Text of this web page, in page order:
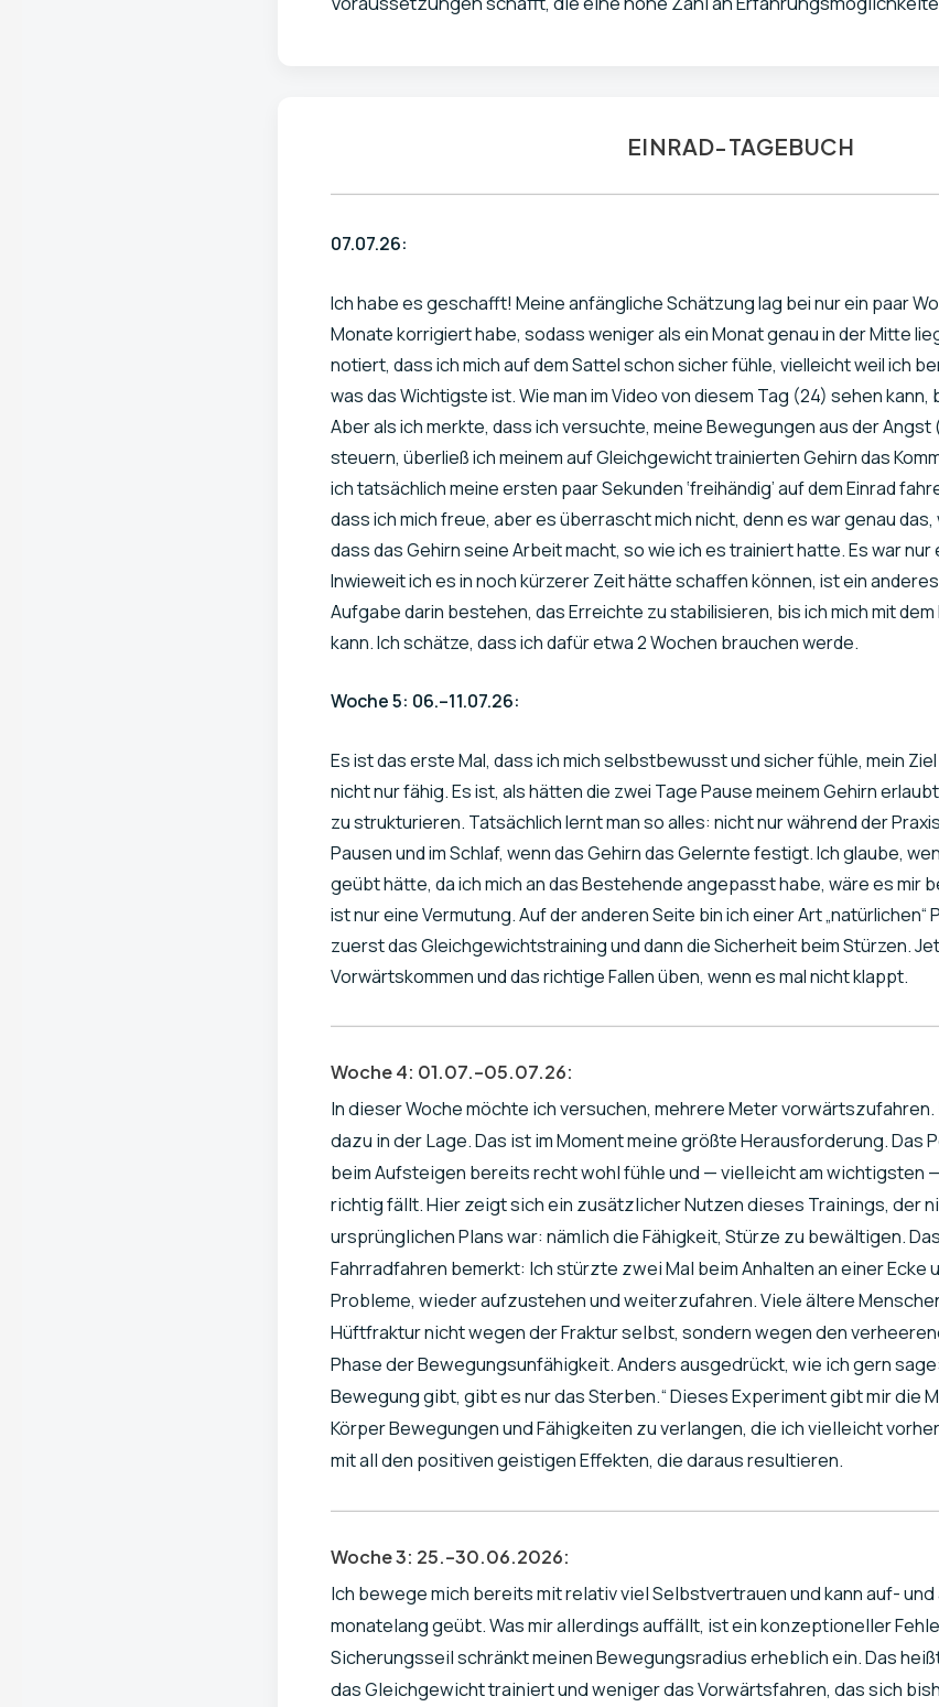
EINRAD-TAGEBUCH
07.07.26:
Ich habe es geschafft! Meine anfängliche Schätzung lag bei nur ein paar
Monate korrigiert habe, sodass weniger als ein Monat genau in der Mitte
notiert, dass ich mich auf dem Sattel schon sicher fühle, vielleicht weil ich
was das Wichtigste ist. Wie man im Video von diesem Tag (24) sehen
Aber als ich merkte, dass ich versuchte, meine Bewegungen aus der Angst
steuern, überließ ich meinem auf Gleichgewicht trainierten Gehirn das
ich tatsächlich meine ersten paar Sekunden ‘freihändig’ auf dem Einrad
dass ich mich freue, aber es überrascht mich nicht, denn es war genau
dass das Gehirn seine Arbeit macht, so wie ich es trainiert hatte. Es war nur
Inwieweit ich es in noch kürzerer Zeit hätte schaffen können, ist ein
Aufgabe darin bestehen, das Erreichte zu stabilisieren, bis ich mich mit
kann. Ich schätze, dass ich dafür etwa 2 Wochen brauchen werde.
Woche 5: 06.–11.07.26:
Es ist das erste Mal, dass ich mich selbstbewusst und sicher fühle, mein
nicht nur fähig. Es ist, als hätten die zwei Tage Pause meinem Gehirn
zu strukturieren. Tatsächlich lernt man so alles: nicht nur während der
Pausen und im Schlaf, wenn das Gehirn das Gelernte festigt. Ich glaube,
geübt hätte, da ich mich an das Bestehende angepasst habe, wäre es mir
ist nur eine Vermutung. Auf der anderen Seite bin ich einer Art
zuerst das Gleichgewichtstraining und dann die Sicherheit beim Stürzen.
Vorwärtskommen und das richtige Fallen üben, wenn es mal nicht klappt.
Woche 4: 01.07.–05.07.26:
In dieser Woche möchte ich versuchen, mehrere Meter
dazu in der Lage. Das ist im Moment meine größte Herausforderung. Das
beim Aufsteigen bereits recht wohl fühle und — vielleicht am wichtigsten
richtig fällt. Hier zeigt sich ein zusätzlicher Nutzen dieses Trainings, der
ursprünglichen Plans war: nämlich die Fähigkeit, Stürze zu bewältigen.
Fahrradfahren bemerkt: Ich stürzte zwei Mal beim Anhalten an einer Ecke
Probleme, wieder aufzustehen und weiterzufahren. Viele ältere
Hüftfraktur nicht wegen der Fraktur selbst, sondern wegen den
Phase der Bewegungsunfähigkeit. Anders ausgedrückt, wie ich gern
Bewegung gibt, gibt es nur das Sterben.“ Dieses Experiment gibt mir die
Körper Bewegungen und Fähigkeiten zu verlangen, die ich vielleicht
mit all den positiven geistigen Effekten, die daraus resultieren.
Woche 3: 25.–30.06.2026:
Ich bewege mich bereits mit relativ viel Selbstvertrauen und kann auf-
monatelang geübt. Was mir allerdings auffällt, ist ein konzeptioneller
Sicherungsseil schränkt meinen Bewegungsradius erheblich ein. Das
das Gleichgewicht trainiert und weniger das Vorwärtsfahren, das sich